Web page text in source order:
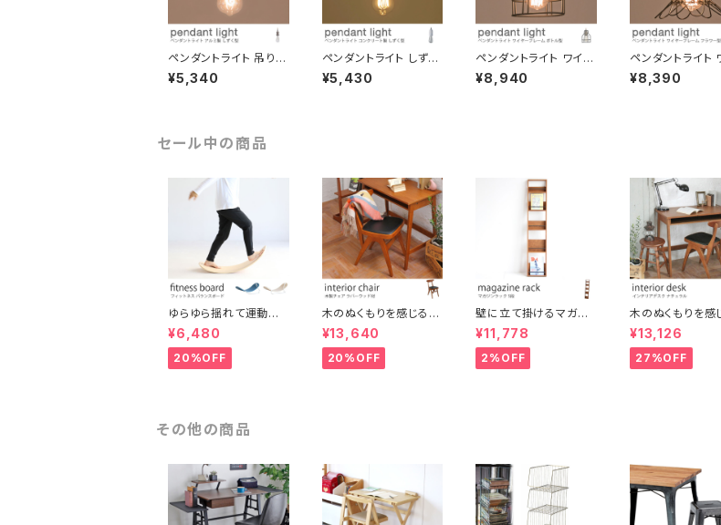
ペンダントライト 吊り下
げ照明 しずく型 電球付
き コード長さ調節可 LE
ィーク 演出用品
¥5,340
ペンダントライト しずく
型 コンクリート製トップ
電球付き 吊り下げ照明
¥5,430
ペンダントライト ワイヤ
ーフレーム ボトル型 電
球付き 吊り下げ照明 天
¥8,940
ペンダントライト
ーフレーム フラワ
電球付き 吊り下げ
¥8,390
セール中の商品
ゆらゆら揺れて運動不
足解消! 大人からこども
までスキマ時間に楽し
める木製フィットネスボ
ード バランスボード ヨ
ススペース 運動 美容
保育 体育
¥6,480
20%OFF
木のぬくもりを感じるレ
トロ調コンパクトチェア
ブラウン ウッドチェア ア
ンティーク調 シンプル
ナチュラル シャビー お
¥13,640
20%OFF
壁に立て掛けるマガジ
ンラック 5段 木製 ディ
スプレイラック パンフレ
ットスタンド
¥11,778
2%OFF
木のぬくもりを感
ンテリアデスク オ
材使用 ブラウン ナ
ラルスタイル ヴィ
ジ風 レトロ カント
¥13,126
27%OFF
その他の商品